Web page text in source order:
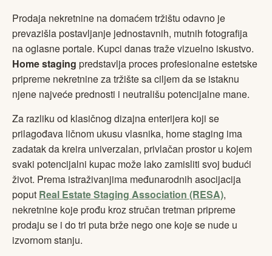
Prodaja nekretnine na domaćem tržištu odavno je
prevazišla postavljanje jednostavnih, mutnih fotografija
na oglasne portale. Kupci danas traže vizuelno iskustvo.
Home staging predstavlja proces profesionalne estetske
pripreme nekretnine za tržište sa ciljem da se istaknu
njene najveće prednosti i neutrališu potencijalne mane.
Za razliku od klasičnog dizajna enterijera koji se
prilagođava ličnom ukusu vlasnika, home staging ima
zadatak da kreira univerzalan, privlačan prostor u kojem
svaki potencijalni kupac može lako zamisliti svoj budući
život. Prema istraživanjima međunarodnih asocijacija
poput Real Estate Staging Association (RESA),
nekretnine koje prođu kroz stručan tretman pripreme
prodaju se i do tri puta brže nego one koje se nude u
izvornom stanju.